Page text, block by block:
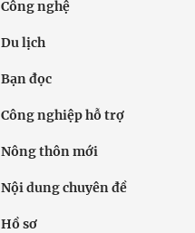
Công nghệ
Du lịch
Bạn đọc
Công nghiệp hỗ trợ
Nông thôn mới
Nội dung chuyên đề
Hồ sơ